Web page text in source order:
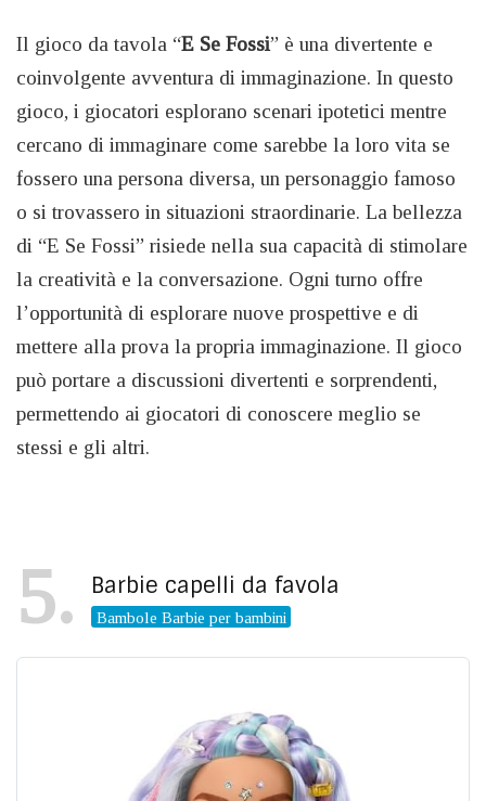
Il gioco da tavola “E Se Fossi” è una divertente e
coinvolgente avventura di immaginazione. In questo
gioco, i giocatori esplorano scenari ipotetici mentre
cercano di immaginare come sarebbe la loro vita se
fossero una persona diversa, un personaggio famoso
o si trovassero in situazioni straordinarie. La bellezza
di “E Se Fossi” risiede nella sua capacità di stimolare
la creatività e la conversazione. Ogni turno offre
l’opportunità di esplorare nuove prospettive e di
mettere alla prova la propria immaginazione. Il gioco
può portare a discussioni divertenti e sorprendenti,
permettendo ai giocatori di conoscere meglio se
stessi e gli altri.
5 Barbie capelli da favola
Bambole Barbie per bambini